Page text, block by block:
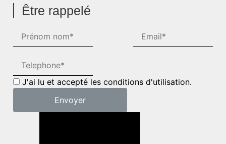
Être rappelé
J'ai lu et accepté les conditions d'utilisation.